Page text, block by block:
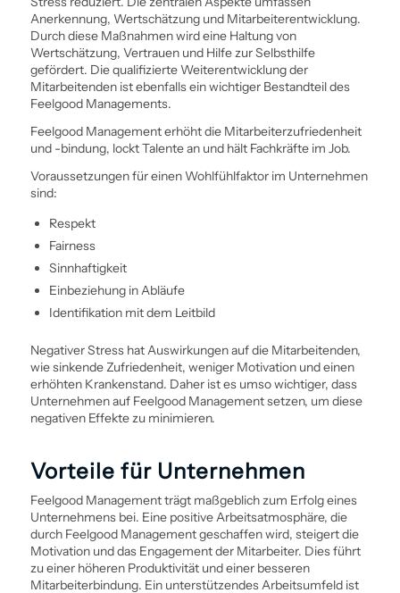
Anerkennung, Wertschätzung und Mitarbeiter­entwicklung.
Durch diese Maßnahmen wird eine Haltung von
Wertschätzung, Vertrauen und Hilfe zur Selbsthilfe
gefördert. Die qualifizierte Weiter­entwicklung der
Mitarbeitenden ist ebenfalls ein wichtiger Bestandteil des
Feelgood Managements.
Feelgood Management erhöht die Mitarbeiterzufriedenheit
und -­bindung, lockt Talente an und hält Fachkräfte im Job.
Voraussetzungen für einen Wohlfühlfaktor im Unternehmen
sind:
Respekt
Fairness
Sinnhaftigkeit
Einbeziehung in Abläufe
Identifikation mit dem Leitbild
Negativer Stress hat Auswirkungen auf die Mitarbeitenden,
wie sinkende Zufriedenheit, weniger Motivation und einen
erhöhten Krankenstand. Daher ist es umso wichtiger, dass
Unternehmen auf Feelgood Management setzen, um diese
negativen Effekte zu minimieren.
Vorteile für Unternehmen
Feelgood Management trägt maßgeblich zum Erfolg eines
Unternehmens bei. Eine positive Arbeitsatmosphäre, die
durch Feelgood Management geschaffen wird, steigert die
Motivation und das Engagement der Mitarbeiter. Dies führt
zu einer höheren Produktivität und einer besseren
Mitarbeiter­bindung. Ein unterstützendes Arbeitsumfeld ist